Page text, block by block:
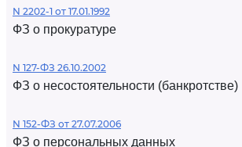
N 2202-1 от 17.01.1992
ФЗ о прокуратуре
N 127-ФЗ 26.10.2002
ФЗ о несостоятельности (банкротстве)
N 152-ФЗ от 27.07.2006
ФЗ о персональных данных